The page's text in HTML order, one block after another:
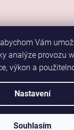
Vám
analýze provozu
výkon a
Nastavení
Souhlasím
Vytvořil Shoptet
Dance Sport .
cookies